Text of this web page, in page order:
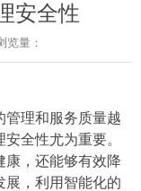
安全性
量：
管理和服务质量越
全性尤为重要。
康，还能够有效降
展，利用智能化的